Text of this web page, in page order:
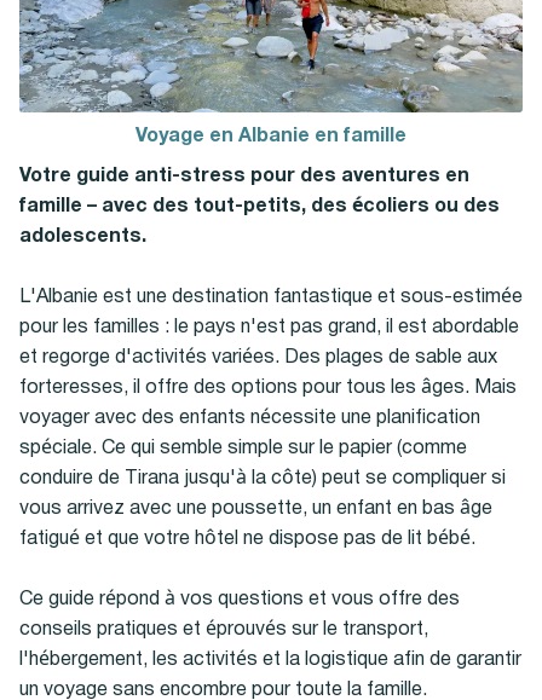
Voyage en Albanie en famille
Votre guide anti-stress pour des aventures en
famille – avec des tout-petits, des écoliers ou des
adolescents.
L'Albanie est une destination fantastique et sous-estimée
pour les familles : le pays n'est pas grand, il est abordable
et regorge d'activités variées. Des plages de sable aux
forteresses, il offre des options pour tous les âges. Mais
voyager avec des enfants nécessite une planification
spéciale. Ce qui semble simple sur le papier (comme
conduire de Tirana jusqu'à la côte) peut se compliquer si
vous arrivez avec une poussette, un enfant en bas âge
fatigué et que votre hôtel ne dispose pas de lit bébé.
Ce guide répond à vos questions et vous offre des
conseils pratiques et éprouvés sur le transport,
l'hébergement, les activités et la logistique afin de garantir
un voyage sans encombre pour toute la famille.